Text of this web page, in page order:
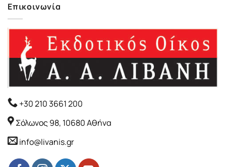
Επικοινωνία
+30 210 3661 200
Σόλωνος 98, 10680 Αθήνα
info@livanis.gr